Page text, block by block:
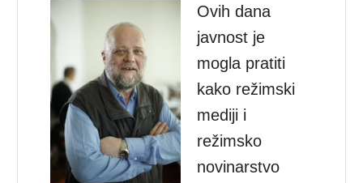
Ovih dana
javnost je
mogla pratiti
kako režimski
mediji i
režimsko
novinarstvo